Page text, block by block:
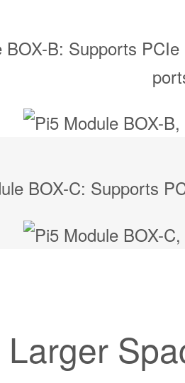
BOX-B: Supports
BOX-C: Supports
Larger